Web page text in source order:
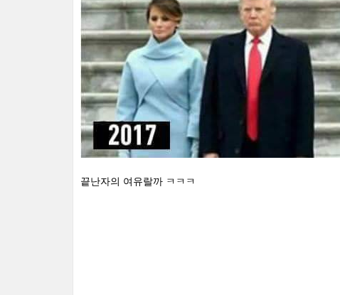
끝난자의 여유랄까 ㅋㅋㅋ